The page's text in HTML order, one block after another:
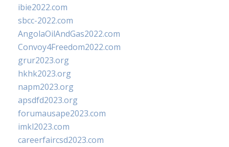
ibie2022.com
sbcc-2022.com
AngolaOilAndGas2022.com
Convoy4Freedom2022.com
grur2023.org
hkhk2023.org
napm2023.org
apsdfd2023.org
forumausape2023.com
imkl2023.com
careerfaircsd2023.com